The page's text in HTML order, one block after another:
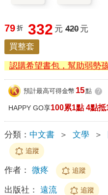
79 折 332 元 420 元
買整套
認購希望書包，幫助弱勢
預計最高可得金幣 15點 ?
HAPPY GO享100累1點 4點抵
分類： 中文書 ＞ 文學 ＞
追蹤
作者： 微疼 追蹤
出版社： 遠流 追蹤